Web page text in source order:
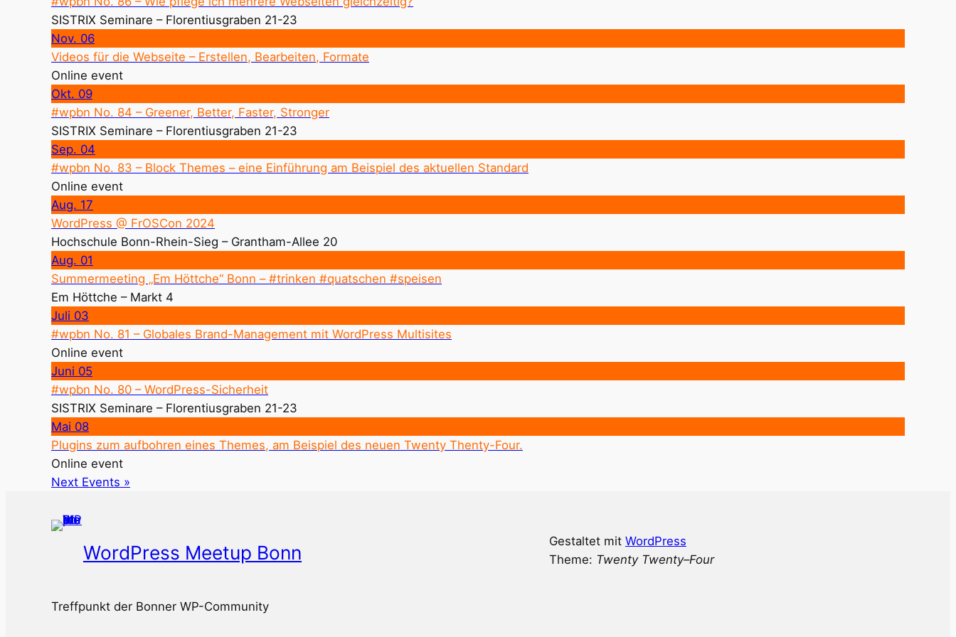
SISTRIX Seminare – Florentiusgraben 21-23
Nov. 06
Videos für die Webseite – Erstellen, Bearbeiten, Formate
Online event
Okt. 09
#wpbn No. 84 – Greener, Better, Faster, Stronger
SISTRIX Seminare – Florentiusgraben 21-23
Sep. 04
#wpbn No. 83 – Block Themes – eine Einführung am Beispiel des aktuellen Standard
Online event
Aug. 17
WordPress @ FrOSCon 2024
Hochschule Bonn-Rhein-Sieg – Grantham-Allee 20
Aug. 01
Summermeeting „Em Höttche“ Bonn – #trinken #quatschen #speisen
Em Höttche – Markt 4
Juli 03
#wpbn No. 81 – Globales Brand-Management mit WordPress Multisites
Online event
Juni 05
#wpbn No. 80 – WordPress-Sicherheit
SISTRIX Seminare – Florentiusgraben 21-23
Mai 08
Plugins zum aufbohren eines Themes, am Beispiel des neuen Twenty Thenty-Four.
Online event
Next Events »
WordPress Meetup Bonn
Treffpunkt der Bonner WP-Community
Gestaltet mit WordPress
Theme: Twenty Twenty–Four